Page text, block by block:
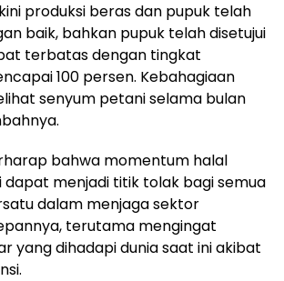
produksi beras dan pupuk telah
baik, bahkan pupuk telah disetujui
terbatas dengan tingkat
100 persen. Kebahagiaan
senyum petani selama bulan
bahwa momentum halal
dapat menjadi titik tolak bagi semua
dalam menjaga sektor
terutama mengingat
yang dihadapi dunia saat ini akibat